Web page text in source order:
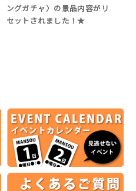
ングガチャ〉の景品内容がリ
セットされました！★